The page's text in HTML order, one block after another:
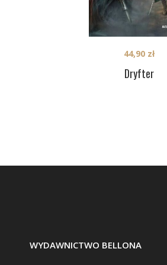
Dryfter
44,90 zł
WYDAWNICTWO BELLONA